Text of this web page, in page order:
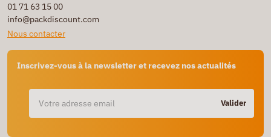
01 71 63 15 00
info@packdiscount.com
Nous contacter
Inscrivez-vous à la newsletter et recevez nos actualités
Valider